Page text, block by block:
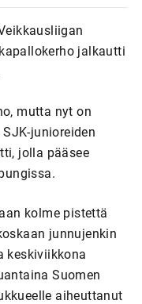
jalkautti
mutta nyt on
junioreiden
jolla pääsee
kolme pistettä
junnujenkin
keskiviikkona
Suomen
aiheuttanut